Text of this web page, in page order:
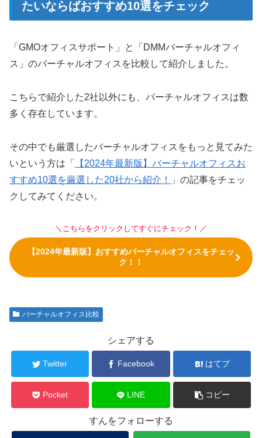
たいならばおすすめ10選をチェック
「GMOオフィスサポート」と「DMMバーチャルオフィ
ス」のバーチャルオフィスを比較して紹介しました。
こちらで紹介した2社以外にも、バーチャルオフィスは数
多く存在しています。
その中でも厳選したバーチャルオフィスをもっと見てみた
いという方は「
【2024年最新版】バーチャルオフィスお
すすめ10選を厳選した20社から紹介！
」の記事をチェッ
クしてみてください。
＼こちらをクリックしてすぐにチェック！／
【2024年最新版】おすすめバーチャルオフィスをチェッ
ク！！
バーチャルオフィス比較
シェアする
Twitter Facebook はてブ
Pocket LINE コピー
すんをフォローする